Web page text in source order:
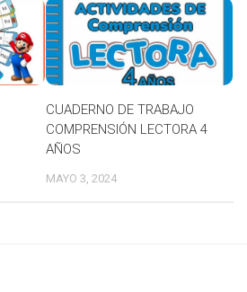
CUADERNO DE TRABAJO
COMPRENSIÓN LECTORA 4
AÑOS
MAYO 3, 2024